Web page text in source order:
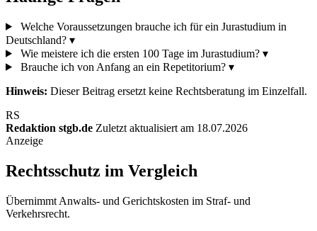
Welche Voraussetzungen brauche ich für ein Jurastudium in
Deutschland? ▾
Wie meistere ich die ersten 100 Tage im Jurastudium? ▾
Brauche ich von Anfang an ein Repetitorium? ▾
Hinweis: Dieser Beitrag ersetzt keine Rechtsberatung im Einzelfall.
RS
Redaktion stgb.de Zuletzt aktualisiert am 18.07.2026
Anzeige
Rechtsschutz im Vergleich
Übernimmt Anwalts- und Gerichtskosten im Straf- und
Verkehrsrecht.